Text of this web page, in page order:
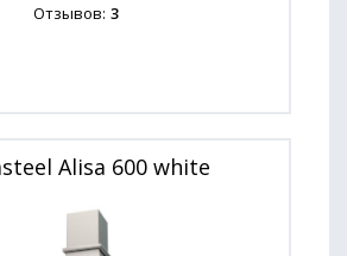
Отзывов: 3
Alisa 600 white